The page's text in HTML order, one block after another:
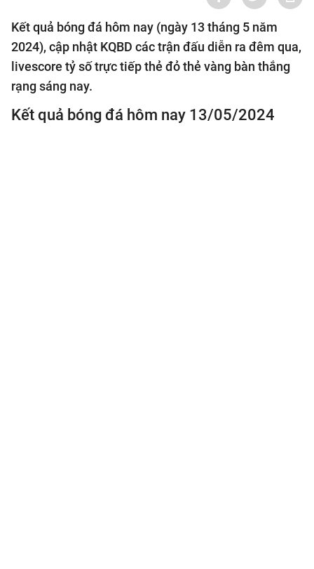
Kết quả bóng đá hôm nay (ngày 13 tháng 5 năm
2024), cập nhật KQBD các trận đấu diễn ra đêm qua,
livescore tỷ số trực tiếp thẻ đỏ thẻ vàng bàn thắng
rạng sáng nay.
Kết quả bóng đá hôm nay 13/05/2024